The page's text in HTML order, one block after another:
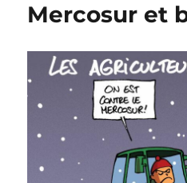
Mercosur et